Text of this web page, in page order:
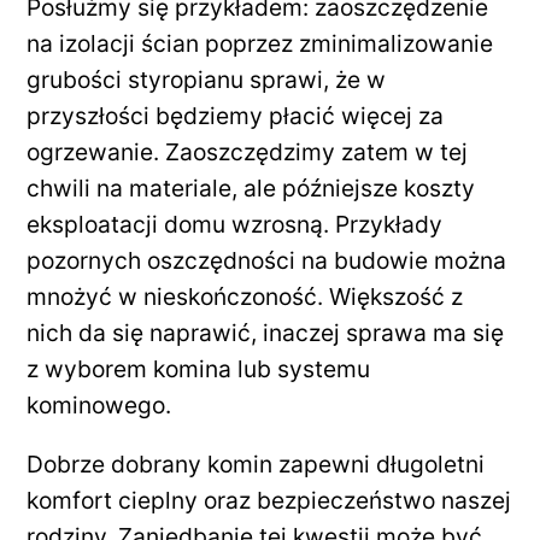
Posłużmy się przykładem: zaoszczędzenie
na izolacji ścian poprzez zminimalizowanie
grubości styropianu sprawi, że w
przyszłości będziemy płacić więcej za
ogrzewanie. Zaoszczędzimy zatem w tej
chwili na materiale, ale późniejsze koszty
eksploatacji domu wzrosną. Przykłady
pozornych oszczędności na budowie można
mnożyć w nieskończoność. Większość z
nich da się naprawić, inaczej sprawa ma się
z wyborem komina lub systemu
kominowego.
Dobrze dobrany komin zapewni długoletni
komfort cieplny oraz bezpieczeństwo naszej